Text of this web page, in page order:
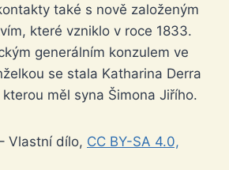
také s nově založeným
které vzniklo v roce 1833.
generálním konzulem ve
se stala Katharina Derra
měl syna Šimona Jiřího.
Vlastní dílo, CC BY-SA 4.0,